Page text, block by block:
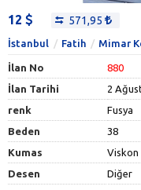
12 571,95
İstanbul Fatih Mimar
İlan No
880
İlan Tarihi
2
renk
Fusya
Beden
38
Kumas
Viskon
Desen
Diğer